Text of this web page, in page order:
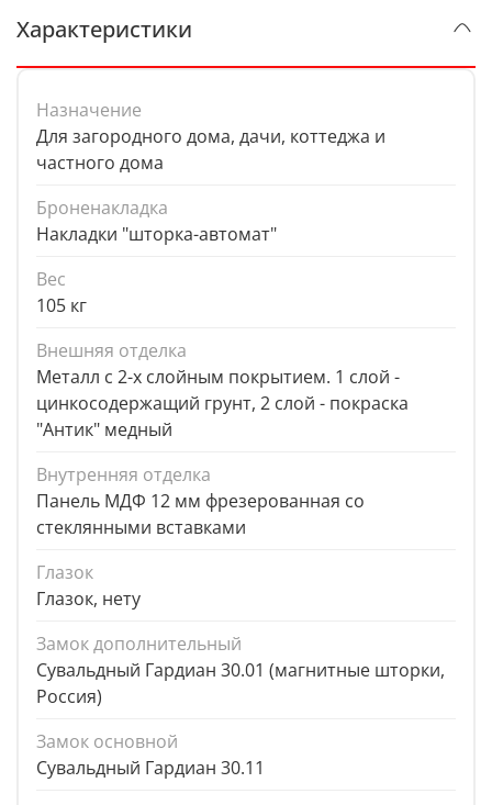
Характеристики
Назначение
Для загородного дома, дачи, коттеджа и
частного дома
Броненакладка
Накладки "шторка-автомат"
Вес
105 кг
Внешняя отделка
Металл с 2-х слойным покрытием. 1 слой -
цинкосодержащий грунт, 2 слой - покраска
"Антик" медный
Внутренняя отделка
Панель МДФ 12 мм фрезерованная со
стеклянными вставками
Глазок
Глазок, нету
Замок дополнительный
Сувальдный Гардиан 30.01 (магнитные шторки,
Россия)
Замок основной
Сувальдный Гардиан 30.11